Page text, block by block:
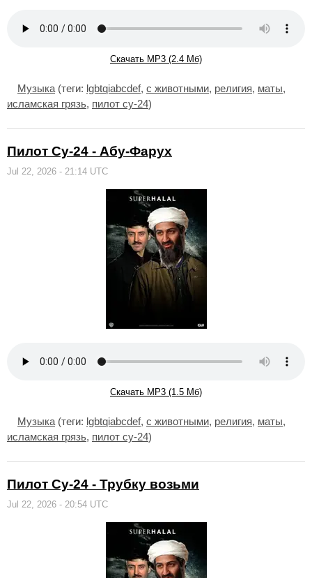
Скачать MP3 (2.4 Мб)
Музыка (теги: lgbtqiabcdef, с животными, религия, маты,
исламская грязь, пилот су-24)
Пилот Су-24 - Абу-Фарух
Jul 22, 2026 - 21:14 UTC
Скачать MP3 (1.5 Мб)
Музыка (теги: lgbtqiabcdef, с животными, религия, маты,
исламская грязь, пилот су-24)
Пилот Су-24 - Трубку возьми
Jul 22, 2026 - 20:54 UTC